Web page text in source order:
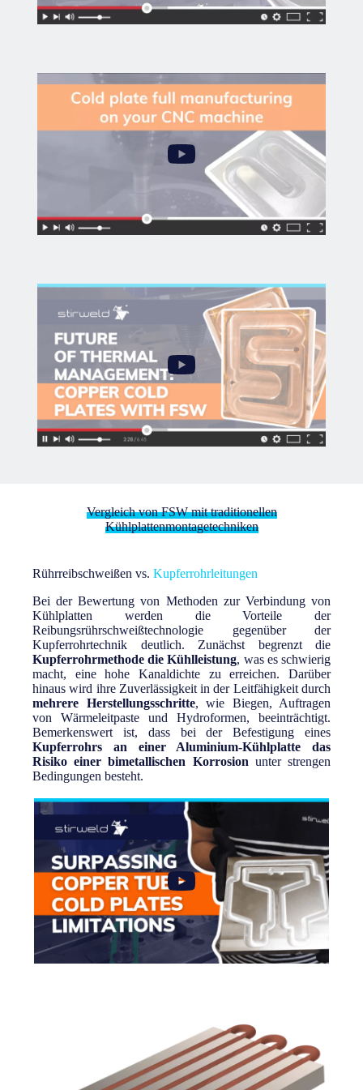
Vergleich von FSW mit traditionellen
Kühlplattenmontagetechniken
Rührreibschweißen vs. Kupferrohrleitungen
Bei der Bewertung von Methoden zur Verbindung von
Kühlplatten werden die Vorteile der
Reibungsrührschweißtechnologie gegenüber der
Kupferrohrtechnik deutlich. Zunächst begrenzt die
Kupferrohrmethode die Kühlleistung, was es schwierig
macht, eine hohe Kanaldichte zu erreichen. Darüber
hinaus wird ihre Zuverlässigkeit in der Leitfähigkeit durch
mehrere Herstellungsschritte, wie Biegen, Auftragen
von Wärmeleitpaste und Hydroformen, beeinträchtigt.
Bemerkenswert ist, dass bei der Befestigung eines
Kupferrohrs an einer Aluminium-Kühlplatte das
Risiko einer bimetallischen Korrosion unter strengen
Bedingungen besteht.